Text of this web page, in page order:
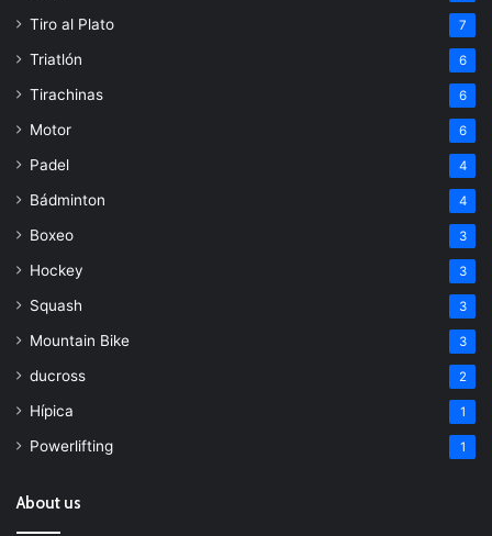
Tiro al Plato 7
Triatlón 6
Tirachinas 6
Motor 6
Padel 4
Bádminton 4
Boxeo 3
Hockey 3
Squash 3
Mountain Bike 3
ducross 2
Hípica 1
Powerlifting 1
About us